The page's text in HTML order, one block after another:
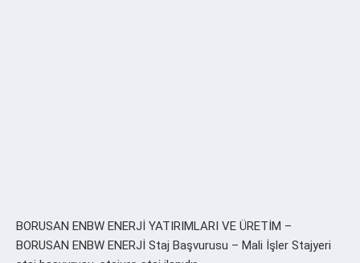
BORUSAN ENBW ENERJİ YATIRIMLARI VE ÜRETİM –
BORUSAN ENBW ENERJİ Staj Başvurusu – Mali İşler Stajyeri